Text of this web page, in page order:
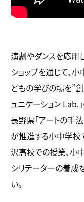
演劇やダンスを応用
ショップを通じて、
どもの学びの場を”創
ュニケーション Lab.
長野県「アートの手
が推進する小中学校
沢高校での授業、小
シリテーターの養成
い。